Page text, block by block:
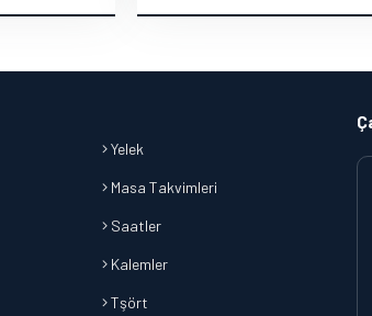
Yelek
Masa Takvimleri
Saatler
Kalemler
Tşört